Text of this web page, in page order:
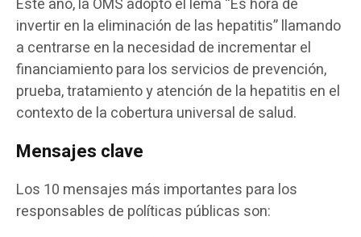
Este año, la OMS adoptó el lema “Es hora de
invertir en la eliminación de las hepatitis” llamando
a centrarse en la necesidad de incrementar el
financiamiento para los servicios de prevención,
prueba, tratamiento y atención de la hepatitis en el
contexto de la cobertura universal de salud.
Mensajes clave
Los 10 mensajes más importantes para los
responsables de políticas públicas son: